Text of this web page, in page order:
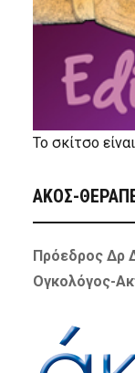
Το σκίτσο
ΑΚΟΣ-
Πρόεδρος Δρ
Ογκολόγος-